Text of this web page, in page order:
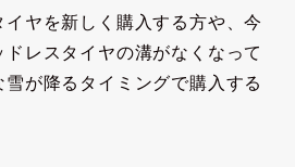
ヤを新しく購入する方や、今
レスタイヤの溝がなくなって
が降るタイミングで購入する